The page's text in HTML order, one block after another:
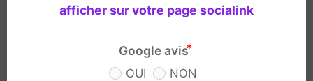
afficher sur votre page socialink
Google avis
OUI NON